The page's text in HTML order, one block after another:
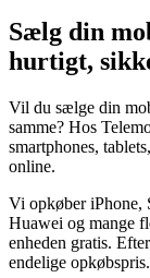
Sælg din
hurtigt,
Vil du sælge din
samme? Hos
smartphones,
online.
Vi opkøber iPhone,
Huawei og mange
enheden gratis.
endelige opkøbspris.